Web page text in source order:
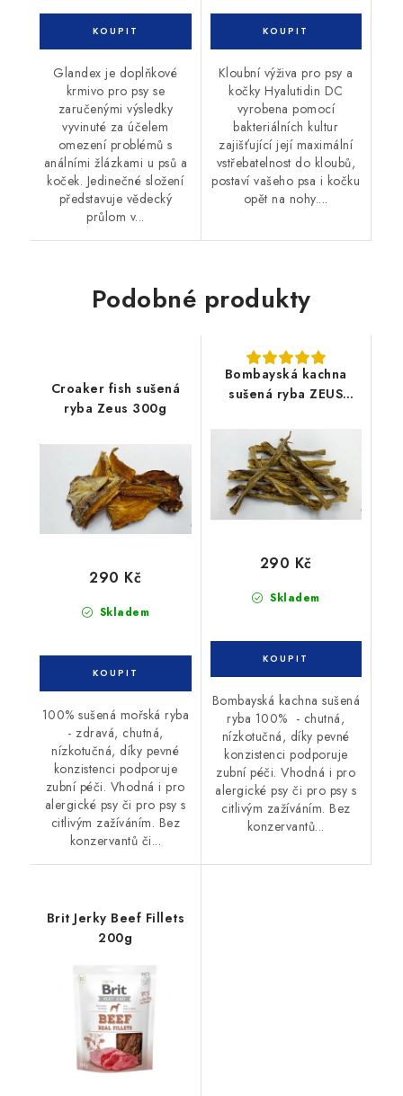
Glandex je doplňkové
krmivo pro psy se
zaručenými výsledky
vyvinuté za účelem
omezení problémů s
análními žlázkami u psů a
koček. Jedinečné složení
představuje vědecký
průlom v...
Kloubní výživa pro psy a
kočky Hyalutidin DC
vyrobena pomocí
bakteriálních kultur
zajišťující její maximální
vstřebatelnost do kloubů,
postaví vašeho psa i kočku
opět na nohy....
Podobné produkty
Croaker fish sušená
ryba Zeus 300g
Skladem
290 Kč
100% sušená mořská ryba
- zdravá, chutná,
nízkotučná, díky pevné
konzistenci podporuje
zubní péči. Vhodná i pro
alergické psy či pro psy s
citlivým zažíváním. Bez
konzervantů či...
Bombayská kachna
sušená ryba ZEUS
Skladem
290 Kč
Bombayská kachna sušená
ryba 100% - chutná,
nízkotučná, díky pevné
konzistenci podporuje
zubní péči. Vhodná i pro
alergické psy či pro psy s
citlivým zažíváním. Bez
konzervantů...
Brit Jerky Beef Fillets
200g